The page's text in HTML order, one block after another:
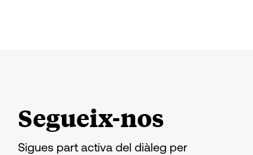
Segueix-nos
Sigues part activa del diàleg per